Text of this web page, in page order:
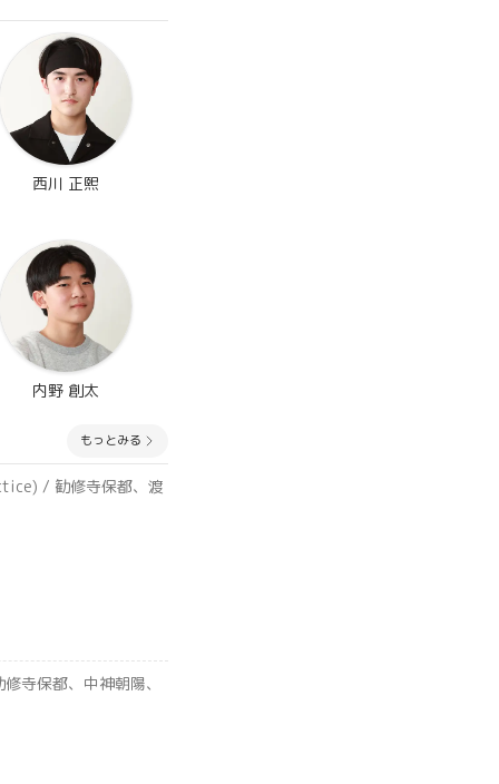
西川 正熙
内野 創太
もっとみる
/ 勧修寺保都、渡
寺保都、中神朝陽、